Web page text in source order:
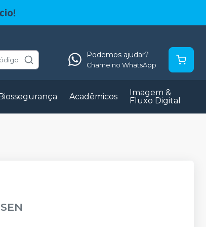
Podemos ajudar?
Chame no WhatsApp
Acadêmicos
Imagem &
Fluxo Digital